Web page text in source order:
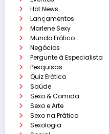
Hot News
Lançamentos
Marlene Sexy
Mundo Erótico
Negócios
Pergunte à Especialista
Pesquisas
Quiz Erótico
Saúde
Sexo & Comida
Sexo e Arte
Sexo na Prática
Sexologia